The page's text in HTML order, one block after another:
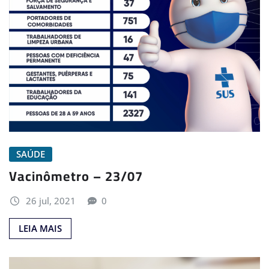
SAÚDE
Vacinômetro – 23/07
26 jul, 2021 0
LEIA MAIS